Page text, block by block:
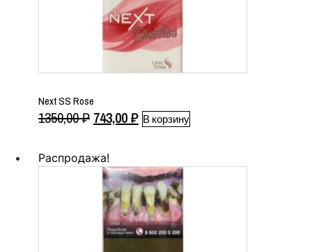
Next SS Rose
1350,00₽ Первоначальная
составляла
1350,00 ₽.
743,00₽Текущая
В корзину
Распродажа!